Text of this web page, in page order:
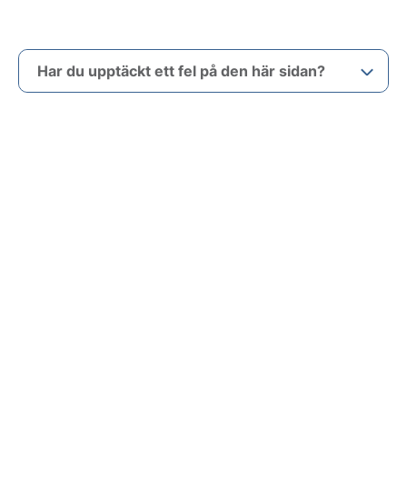
Har du upptäckt ett fel på den här sidan?